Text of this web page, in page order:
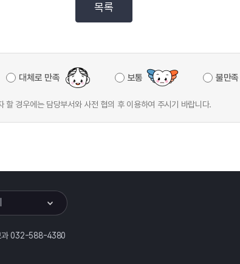
목록
대체로 만족 보통 불만족
할 경우에는 담당부서와 사전 협의 후 이용하여 주시기 바랍니다.
과 032-588-4380